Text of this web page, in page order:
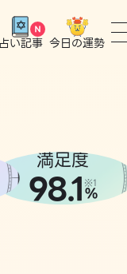
占い記事 今日の運勢
満足度
98.1 ※1
%